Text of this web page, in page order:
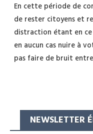
En cette période de
de rester citoyens et
distraction étant en
en aucun cas nuire à
pas faire de bruit
NEWSLETTER